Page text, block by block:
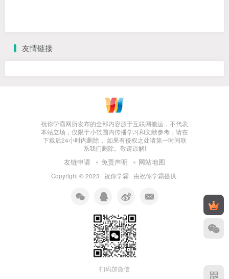
友情链接
祝你学霸网所发布的全部内容源于互联网搬运，不代表
本站立场，仅限于小范围内传播学习和文献参考，请在
下载后24小时内删除， 如果有侵权之处请第一时间联
系我们删除。敬请谅解!
友链申请 免责声明 网站地图
Copyright © 2023 · 祝你学霸 · 由祝你学霸提供.
扫码加微信